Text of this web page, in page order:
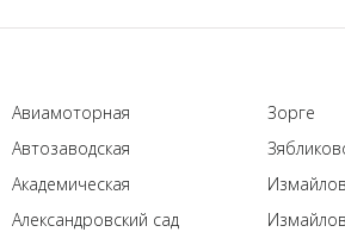
Авиамоторная
Автозаводская
Академическая
Александровский сад
Зорге